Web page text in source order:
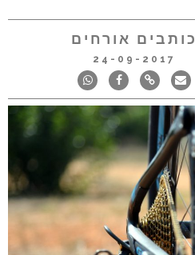
כותבים אורחים
24-09-2017